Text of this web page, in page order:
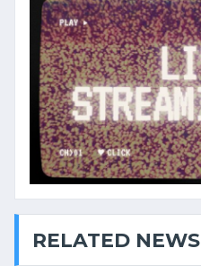
RELATED NEWS